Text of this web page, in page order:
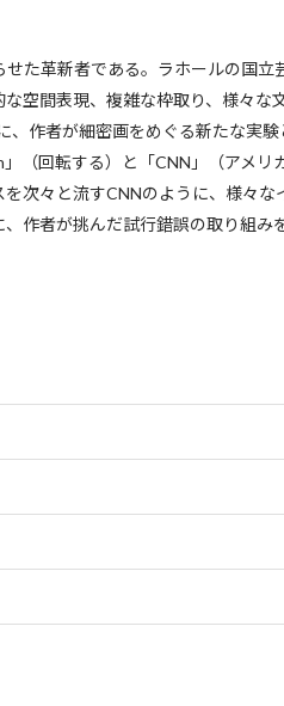
た革新者である。ラホールの国立
空間表現、複雑な枠取り、様々な
作者が細密画をめぐる新たな実
（回転する）と「CNN」（アメリ
次々と流すCNNのように、様々
作者が挑んだ試行錯誤の取り組み